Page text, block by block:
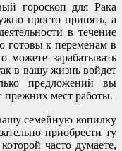
гороскоп для Рака
просто принять, а
в течение
готовы к переменам в
можете зарабатывать
в вашу жизнь войдет
предложений вы
прежних мест работы.
семейную копилку
приобрести ту
часто думаете,